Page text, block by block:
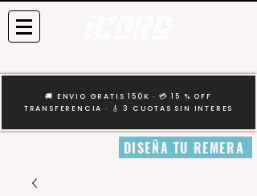
🚚 ENVIO GRATIS 150K · 💳 15 % OFF
TRANSFERENCIA · 🎸 3 CUOTAS SIN INTERES
DISEÑA TU REMERA